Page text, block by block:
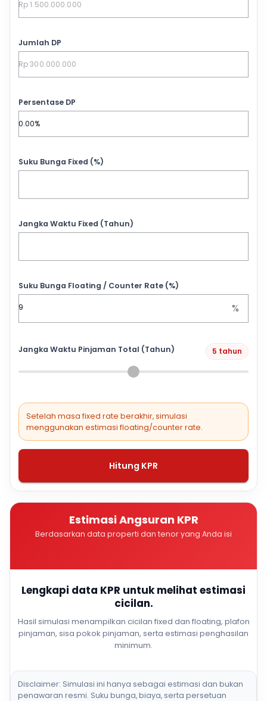
Jumlah DP
Persentase DP
Suku Bunga Fixed (%)
Jangka Waktu Fixed (Tahun)
Suku Bunga Floating / Counter Rate (%)
%
Jangka Waktu Pinjaman Total (Tahun) 5 tahun
Setelah masa fixed rate berakhir, simulasi
menggunakan estimasi floating/counter rate.
Hitung KPR
Estimasi Angsuran KPR
Berdasarkan data properti dan tenor yang Anda isi
Lengkapi data KPR untuk melihat estimasi
cicilan.
Hasil simulasi menampilkan cicilan fixed dan floating, plafon
pinjaman, sisa pokok pinjaman, serta estimasi penghasilan
minimum.
Disclaimer: Simulasi ini hanya sebagai estimasi dan bukan
penawaran resmi. Suku bunga, biaya, serta persetuan